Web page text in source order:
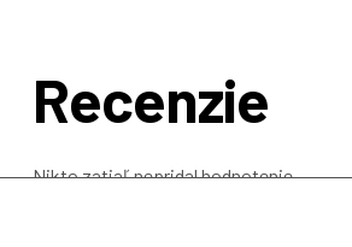
Recenzie
Nikto zatiaľ nepridal hodnotenie.